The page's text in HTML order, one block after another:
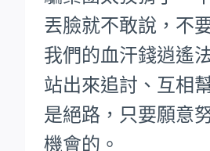
丟臉就不敢說，不
我們的血汗錢逍遙
站出來追討、互相
是絕路，只要願意
機會的。